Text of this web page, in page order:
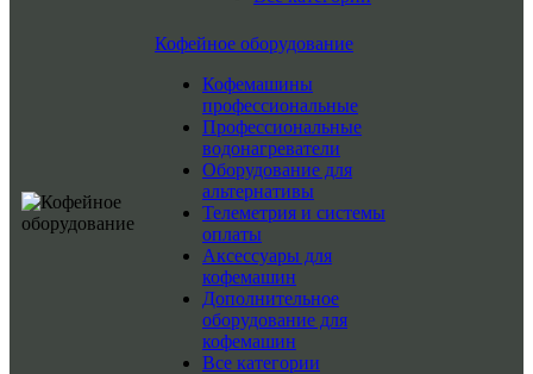
Кофейное оборудование
Кофемашины
профессиональные
Профессиональные
водонагреватели
Оборудование для
альтернативы
Телеметрия и системы
оплаты
Аксессуары для
кофемашин
Дополнительное
оборудование для
кофемашин
Все категории